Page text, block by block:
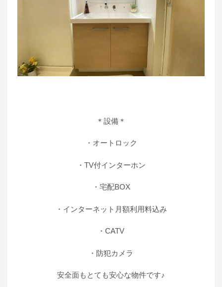
＊設備＊
・オートロック
・TV付インターホン
・宅配BOX
・インターネット月額利用料込み
・CATV
・防犯カメラ
安全面もとても安心な物件です♪